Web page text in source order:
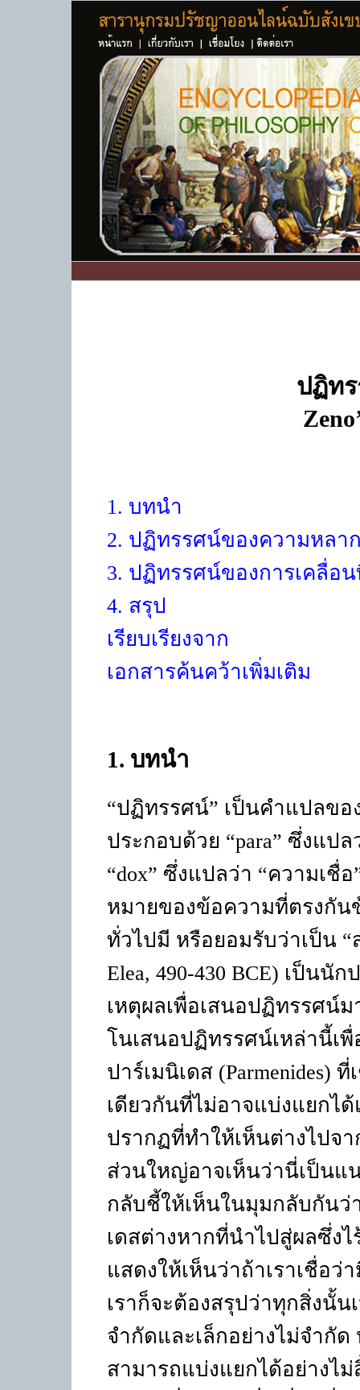
ปฏิท
1. บทนำ
2. ปฏิทรรศน์ของความหลา
3. ปฏิทรรศน์ของการเคลื่อ
4. สรุป
เรียบเรียงจาก
เอกสารค้นคว้าเพิ่มเติม
1. บทนำ
“ปฏิทรรศน์” เป็นคำแปลขอ
ประกอบด้วย “para” ซึ่งแปล
“dox” ซึ่งแปลว่า “ความเชื่อ
หมายของข้อความที่ตรงกั
ทั่วไปมี หรือยอมรับว่าเป็น
Elea, 490-430 BCE) เป็นนัก
เหตุผลเพื่อเสนอปฏิทรรศน์
โนเสนอปฏิทรรศน์เหล่านี้เ
ปาร์เมนิเดส (Parmenides) ที่
เดียวกันที่ไม่อาจแบ่งแยกไ
ปรากฏที่ทำให้เห็นต่างไปจ
ส่วนใหญ่อาจเห็นว่านี่เป็นแ
กลับชี้ให้เห็นในมุมกลับกัน
เดสต่างหากที่นำไปสู่ผลซึ่งไ
แสดงให้เห็นว่าถ้าเราเชื่อว่
เราก็จะต้องสรุปว่าทุกสิ่งนั้
จำกัดและเล็กอย่างไม่จำกัด
สามารถแบ่งแยกได้อย่างไ